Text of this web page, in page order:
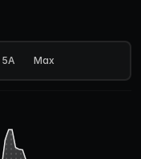
5A Max